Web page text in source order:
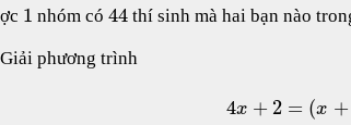
1 nhóm có44 thí sinh mà hai bạn nào
phương trình
4x + 2 = (x +